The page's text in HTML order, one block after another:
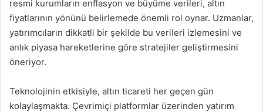
resmi kurumların enflasyon ve büyüme verileri, altın
fiyatlarının yönünü belirlemede önemli rol oynar. Uzmanlar,
yatırımcıların dikkatli bir şekilde bu verileri izlemesini ve
anlık piyasa hareketlerine göre stratejiler geliştirmesini
öneriyor.
Teknolojinin etkisiyle, altın ticareti her geçen gün
kolaylaşmakta. Çevrimiçi platformlar üzerinden yatırım